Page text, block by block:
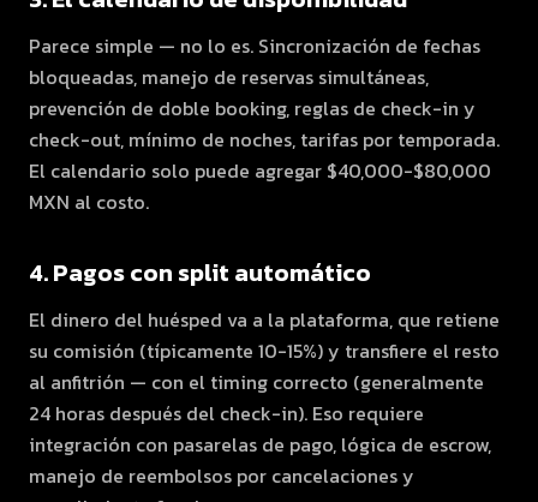
Parece simple — no lo es. Sincronización de fechas
bloqueadas, manejo de reservas simultáneas,
prevención de doble booking, reglas de check-in y
check-out, mínimo de noches, tarifas por temporada.
El calendario solo puede agregar $40,000-$80,000
MXN al costo.
4. Pagos con split automático
El dinero del huésped va a la plataforma, que retiene
su comisión (típicamente 10-15%) y transfiere el resto
al anfitrión — con el timing correcto (generalmente
24 horas después del check-in). Eso requiere
integración con pasarelas de pago, lógica de escrow,
manejo de reembolsos por cancelaciones y